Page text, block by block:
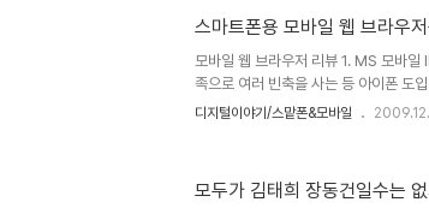
되는 경우라면, 2D말고 3D로 보는 것
우라면 많은 분들의 말씀 처럼 당연히
스마트폰용 모바일 웹 브라우
모바일 웹 브라우저 리뷰 1. MS 모바
족으로 여러 빈축을 사는 등 아이폰 도
같습니다. 하지만, 아이폰에 기다리며
모바일 시대가 시작되고 있는 겁니다.
디지털이야기/스맡폰&모바일
모두가 김태희 장동건일수는